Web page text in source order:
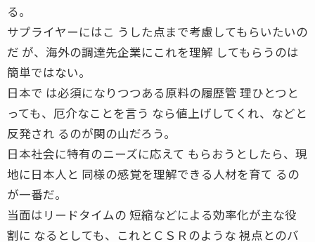
る。
サプライヤーにはこ うした点まで考慮してもらいたいの
だ が、海外の調達先企業にこれを理解 してもらうのは
簡単ではない。
日本で は必須になりつつある原料の履歴管 理ひとつと
っても、厄介なことを言う なら値上げしてくれ、などと
反発され るのが関の山だろう。
日本社会に特有のニーズに応えて もらおうとしたら、現
地に日本人と 同様の感覚を理解できる人材を育て るの
が一番だ。
当面はリードタイムの 短縮などによる効率化が主な役
割に なるとしても、これとＣＳＲのような 視点とのバ